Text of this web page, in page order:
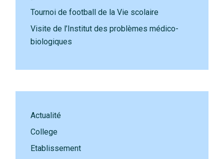
Tournoi de football de la Vie scolaire
Visite de l’Institut des problèmes médico-
biologiques
Actualité
College
Etablissement